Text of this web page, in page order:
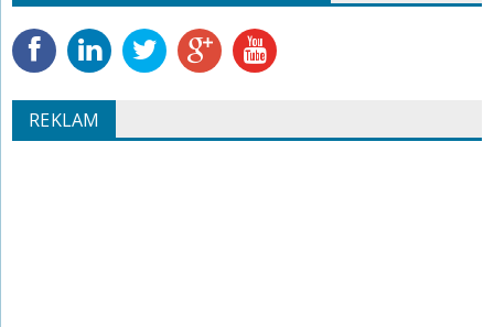
REKLAM